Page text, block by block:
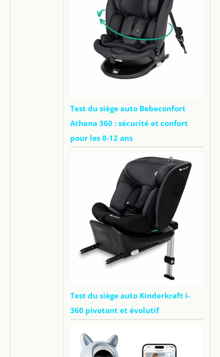
Test du siège auto Bebeconfort
Athena 360 : sécurité et confort
pour les 0-12 ans
Test du siège auto Kinderkraft i-
360 pivotant et évolutif